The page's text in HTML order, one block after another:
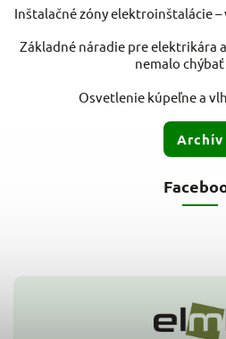
Inštalačné zóny elektroinštalácie –
Základné náradie pre elektrikára
nemalo
Osvetlenie kúpeľne a
Archív